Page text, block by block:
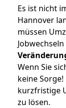
Es ist nicht
Hannover
müssen
Wenn Sie
keine
kurzfristige
zu lösen.